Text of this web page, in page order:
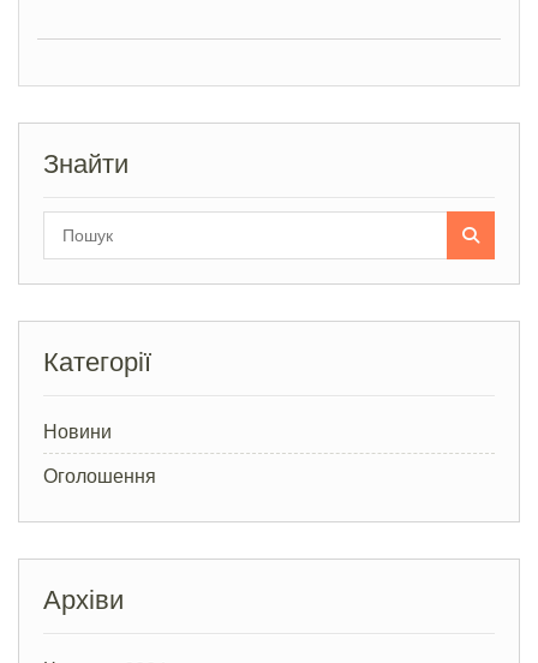
Знайти
Категорії
Новини
Оголошення
Архіви